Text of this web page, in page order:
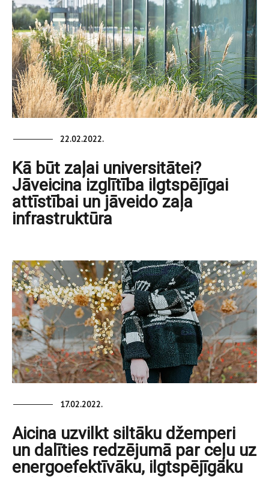
22.02.2022.
Kā būt zaļai universitātei?
Jāveicina izglītība ilgtspējīgai
attīstībai un jāveido zaļa
infrastruktūra
17.02.2022.
Aicina uzvilkt siltāku džemperi
un dalīties redzējumā par ceļu uz
energoefektīvāku, ilgtspējīgāku